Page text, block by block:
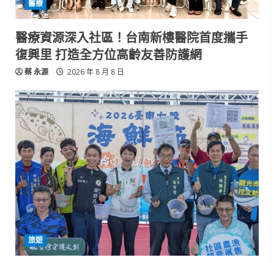
醫療
醫療資源深入社區！台南新樓醫院首度攜手
復興里 打造全方位高齡友善防護網
蔡 永源 2026 年 8 月 8 日
旅遊